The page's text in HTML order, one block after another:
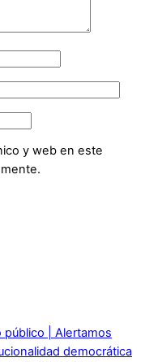
y web en este
público | Alertamos
democrática